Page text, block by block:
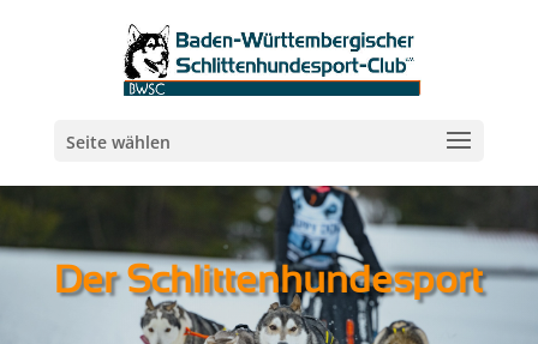
Seite wählen
Der Schlittenhundesport